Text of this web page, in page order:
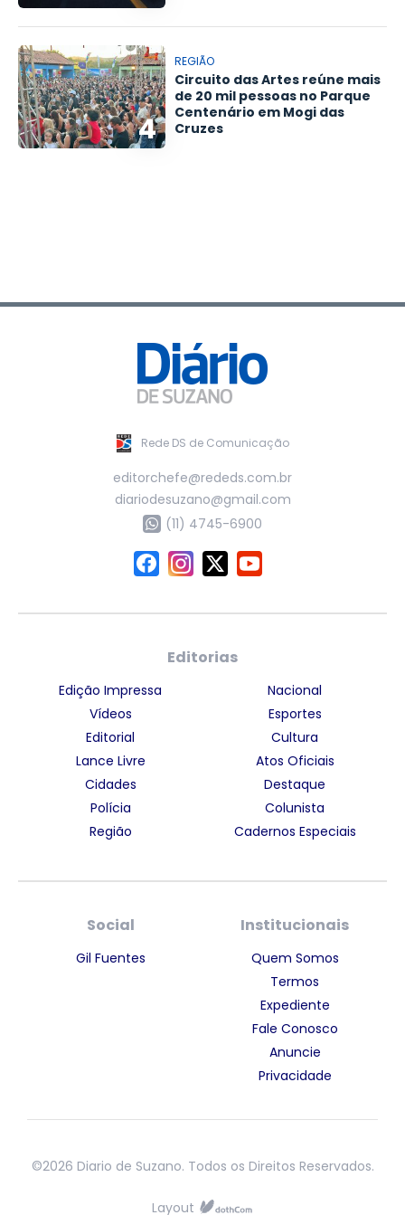
4
REGIÃO
Circuito das Artes reúne mais
de 20 mil pessoas no Parque
Centenário em Mogi das
Cruzes
Rede DS de Comunicação
editorchefe@rededs.com.br
diariodesuzano@gmail.com
(11) 4745-6900
Editorias
Edição Impressa
Vídeos
Editorial
Lance Livre
Cidades
Polícia
Região
Nacional
Esportes
Cultura
Atos Oficiais
Destaque
Colunista
Cadernos Especiais
Social
Gil Fuentes
Institucionais
Quem Somos
Termos
Expediente
Fale Conosco
Anuncie
Privacidade
©2026 Diario de Suzano. Todos os Direitos Reservados.
Layout